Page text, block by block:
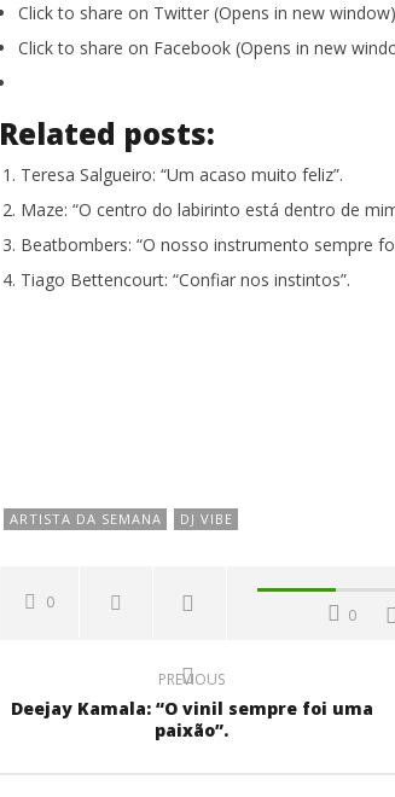
Click to share on Twitter (Opens in new window)
Click to share on Facebook (Opens in new
Related posts:
Teresa Salgueiro: “Um acaso muito feliz”.
Maze: “O centro do labirinto está dentro de
Beatbombers: “O nosso instrumento sempre
Tiago Bettencourt: “Confiar nos instintos”.
ARTISTA DA SEMANA DJ VIBE
0
0
PREVIOUS
Deejay Kamala: “O vinil sempre foi uma
paixão”.